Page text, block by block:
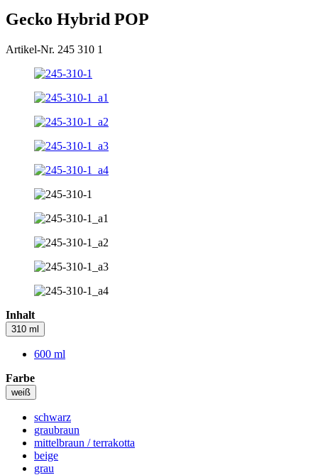
Gecko Hybrid POP
Artikel-Nr. 245 310 1
Inhalt
310 ml
600 ml
Farbe
weiß
schwarz
graubraun
mittelbraun / terrakotta
beige
grau